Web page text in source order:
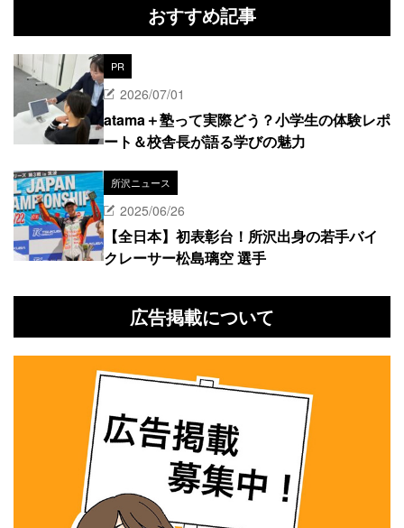
おすすめ記事
PR
2026/07/01
atama＋塾って実際どう？小学生の体験レポ
ート＆校舎長が語る学びの魅力
所沢ニュース
2025/06/26
【全日本】初表彰台！所沢出身の若手バイ
クレーサー松島璃空 選手
広告掲載について